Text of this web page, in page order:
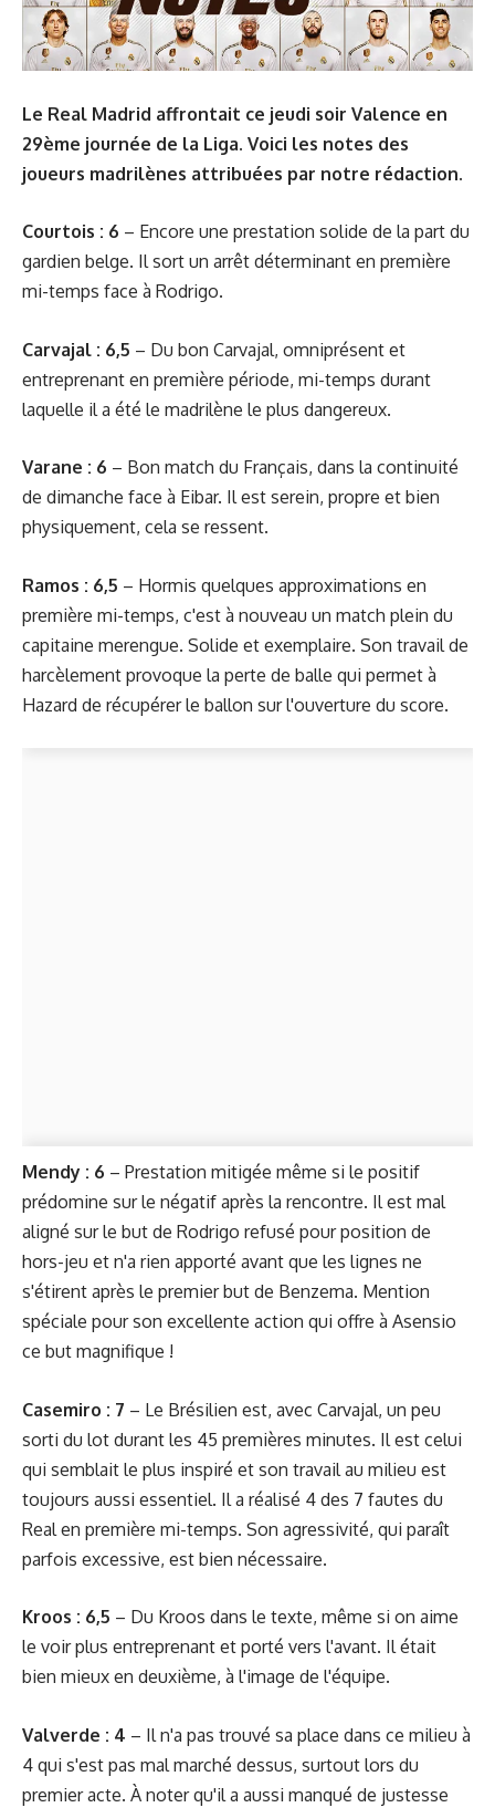
Le Real Madrid affrontait ce jeudi soir Valence en
29ème journée de la Liga. Voici les notes des
joueurs madrilènes attribuées par notre rédaction.
Courtois : 6 – Encore une prestation solide de la part du
gardien belge. Il sort un arrêt déterminant en première
mi-temps face à Rodrigo.
Carvajal : 6,5 – Du bon Carvajal, omniprésent et
entreprenant en première période, mi-temps durant
laquelle il a été le madrilène le plus dangereux.
Varane : 6 – Bon match du Français, dans la continuité
de dimanche face à Eibar. Il est serein, propre et bien
physiquement, cela se ressent.
Ramos : 6,5 – Hormis quelques approximations en
première mi-temps, c'est à nouveau un match plein du
capitaine merengue. Solide et exemplaire. Son travail de
harcèlement provoque la perte de balle qui permet à
Hazard de récupérer le ballon sur l'ouverture du score.
Mendy : 6 – Prestation mitigée même si le positif
prédomine sur le négatif après la rencontre. Il est mal
aligné sur le but de Rodrigo refusé pour position de
hors-jeu et n'a rien apporté avant que les lignes ne
s'étirent après le premier but de Benzema. Mention
spéciale pour son excellente action qui offre à Asensio
ce but magnifique !
Casemiro : 7 – Le Brésilien est, avec Carvajal, un peu
sorti du lot durant les 45 premières minutes. Il est celui
qui semblait le plus inspiré et son travail au milieu est
toujours aussi essentiel. Il a réalisé 4 des 7 fautes du
Real en première mi-temps. Son agressivité, qui paraît
parfois excessive, est bien nécessaire.
Kroos : 6,5 – Du Kroos dans le texte, même si on aime
le voir plus entreprenant et porté vers l'avant. Il était
bien mieux en deuxième, à l'image de l'équipe.
Valverde : 4 – Il n'a pas trouvé sa place dans ce milieu à
4 qui s'est pas mal marché dessus, surtout lors du
premier acte. À noter qu'il a aussi manqué de justesse